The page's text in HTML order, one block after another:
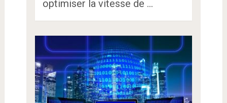
optimiser la vitesse de …